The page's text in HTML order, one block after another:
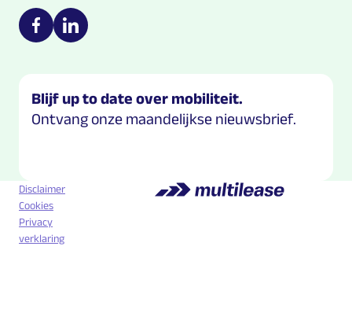
Multilease on social media
https://nl-nl.facebook.com/Multilease/
https://www.linkedin.com/company/multilease
Blijf up to date over mobiliteit.
Ontvang onze maandelijkse nieuwsbrief.
Disclaimer
Cookies
Privacy
verklaring